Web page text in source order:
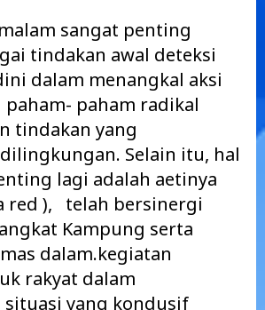
sangat penting
tindakan awal deteksi
dalam menangkal aksi
paham radikal
tindakan yang
Selain itu, hal
lagi adalah aetinya
red ), telah bersinergi
Kampung serta
dalam.kegiatan
rakyat dalam
situasi yang kondusif